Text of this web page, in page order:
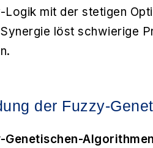
Logik mit der stetigen
löst schwierige
der Fuzzy-
Genetischen-Algorithmen